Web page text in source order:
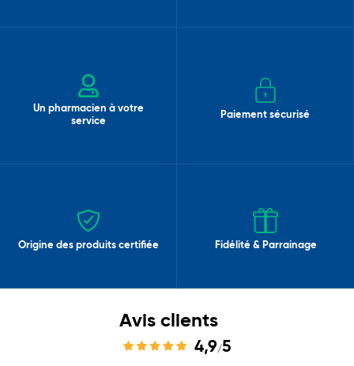
Un pharmacien à votre
service
Paiement sécurisé
Origine des produits certifiée Fidélité & Parrainage
Avis clients
4,9/5